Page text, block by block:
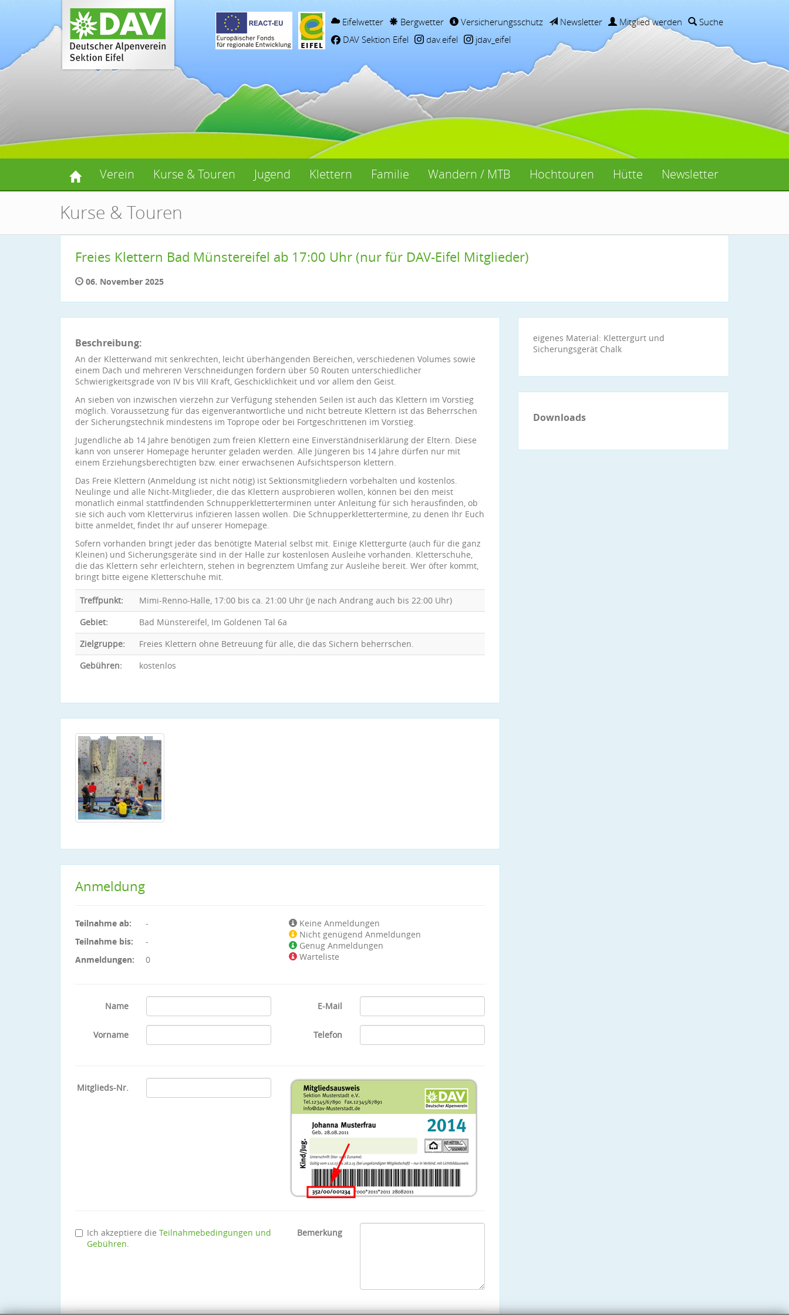
Eifelwetter Bergwetter Versicherungsschutz Newsletter Mitglied werden
Suche
DAV Sektion Eifel
dav.eifel jdav_eifel
Verein Kurse & Touren Jugend Klettern Familie Wandern / MTB Hochtouren Hütte Newsletter
Kurse & Touren
Freies Klettern Bad Münstereifel ab 17:00 Uhr (nur für DAV-Eifel Mitglieder)
06. November 2025
Beschreibung:
An der Kletterwand mit senkrechten, leicht überhängenden Bereichen, verschiedenen Volumes sowie
einem Dach und mehreren Verschneidungen fordern über 50 Routen unterschiedlicher
Schwierigkeitsgrade von IV bis VIII Kraft, Geschicklichkeit und vor allem den Geist.
An sieben von inzwischen vierzehn zur Verfügung stehenden Seilen ist auch das Klettern im Vorstieg
möglich. Voraussetzung für das eigenverantwortliche und nicht betreute Klettern ist das Beherrschen
der Sicherungstechnik mindestens im Toprope oder bei Fortgeschrittenen im Vorstieg.
Jugendliche ab 14 Jahre benötigen zum freien Klettern eine Einverständniserklärung der Eltern. Diese
kann von unserer Homepage herunter geladen werden. Alle Jüngeren bis 14 Jahre dürfen nur mit
einem Erziehungsberechtigten bzw. einer erwachsenen Aufsichtsperson klettern.
Das Freie Klettern (Anmeldung ist nicht nötig) ist Sektionsmitgliedern vorbehalten und kostenlos.
Neulinge und alle Nicht-Mitglieder, die das Klettern ausprobieren wollen, können bei den meist
monatlich einmal stattfindenden Schnupperkletterterminen unter Anleitung für sich herausfinden, ob
sie sich auch vom Klettervirus infizieren lassen wollen. Die Schnupperklettertermine, zu denen Ihr Euch
bitte anmeldet, findet Ihr auf unserer Homepage.
Sofern vorhanden bringt jeder das benötigte Material selbst mit. Einige Klettergurte (auch für die ganz
Kleinen) und Sicherungsgeräte sind in der Halle zur kostenlosen Ausleihe vorhanden. Kletterschuhe,
die das Klettern sehr erleichtern, stehen in begrenztem Umfang zur Ausleihe bereit. Wer öfter kommt,
bringt bitte eigene Kletterschuhe mit.
Treffpunkt:
Mimi-Renno-Halle, 17:00 bis ca. 21:00 Uhr (je nach Andrang auch bis 22:00 Uhr)
Gebiet:
Bad Münstereifel, Im Goldenen Tal 6a
Zielgruppe:
Freies Klettern ohne Betreuung für alle, die das Sichern beherrschen.
Gebühren:
kostenlos
Anmeldung
Teilnahme ab:
-
Teilnahme bis:
-
Anmeldungen:
0
Keine Anmeldungen
Nicht genügend Anmeldungen
Genug Anmeldungen
Warteliste
Name
Vorname
E-Mail
Telefon
Mitglieds-Nr.
Ich akzeptiere die Teilnahmebedingungen und
Gebühren.
Bemerkung
eigenes Material: Klettergurt und
Sicherungsgerät Chalk
Downloads